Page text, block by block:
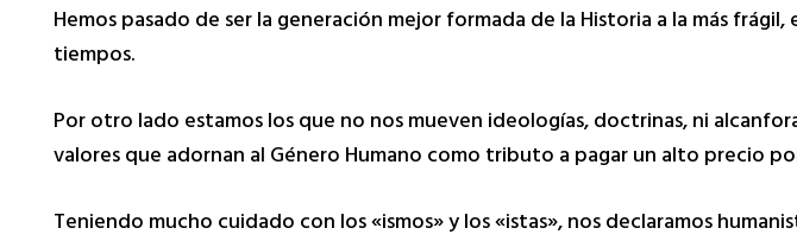
Hemos pasado de ser la generación mejor formada de la Historia a la más
tiempos.
Por otro lado estamos los que no nos mueven ideologías, doctrinas, ni
valores que adornan al Género Humano como tributo a pagar un alto precio
Teniendo mucho cuidado con los «ismos» y los «istas», nos declaramos